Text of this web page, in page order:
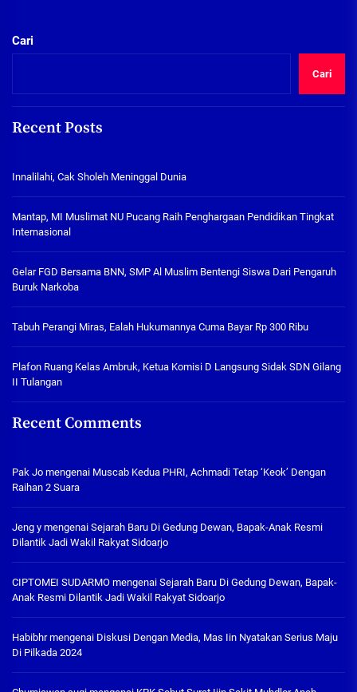
Cari
Cari
Recent Posts
Innalilahi, Cak Sholeh Meninggal Dunia
Mantap, MI Muslimat NU Pucang Raih Penghargaan Pendidikan Tingkat
Internasional
Gelar FGD Bersama BNN, SMP Al Muslim Bentengi Siswa Dari Pengaruh
Buruk Narkoba
Tabuh Perangi Miras, Ealah Hukumannya Cuma Bayar Rp 300 Ribu
Plafon Ruang Kelas Ambruk, Ketua Komisi D Langsung Sidak SDN Gilang
II Tulangan
Recent Comments
Pak Jo mengenai Muscab Kedua PHRI, Achmadi Tetap ‘Keok’ Dengan
Raihan 2 Suara
Jeng y mengenai Sejarah Baru Di Gedung Dewan, Bapak-Anak Resmi
Dilantik Jadi Wakil Rakyat Sidoarjo
CIPTOMEI SUDARMO mengenai Sejarah Baru Di Gedung Dewan, Bapak-
Anak Resmi Dilantik Jadi Wakil Rakyat Sidoarjo
Habibhrmengenai Diskusi Dengan Media, Mas Iin Nyatakan Serius Maju
Di Pilkada 2024